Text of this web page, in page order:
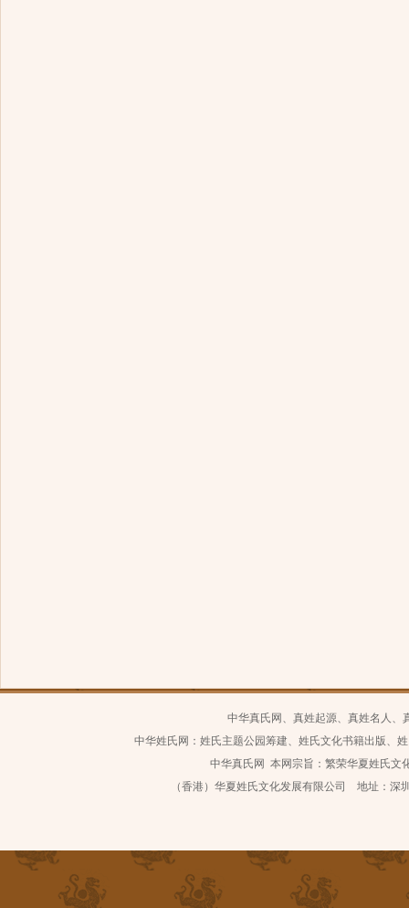
中华真氏网、真姓起源、真姓名人、
中华姓氏网：姓氏主题公园筹建、姓氏文化书籍出版、
中华真氏网 本网宗旨：繁荣华夏姓氏文
（香港）华夏姓氏文化发展有限公司 地址：